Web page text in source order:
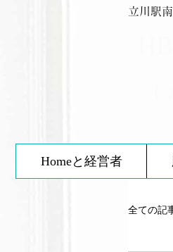
立川駅
Homeと経営者
全ての記